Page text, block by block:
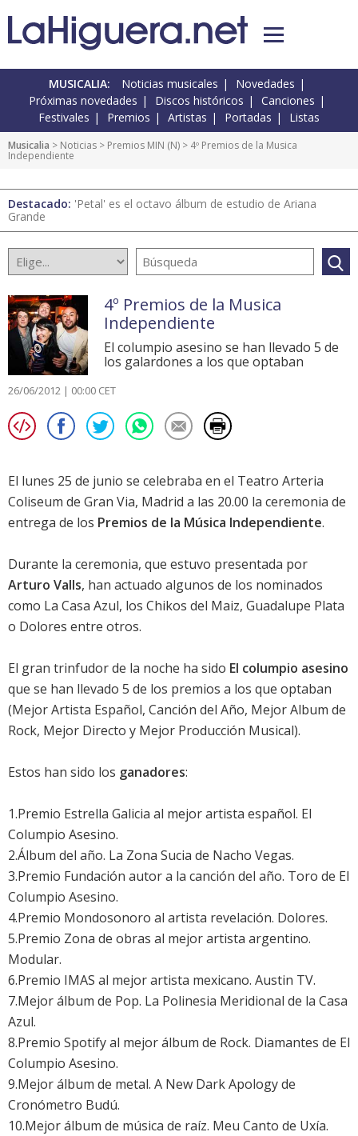
MUSICALIA: Noticias musicales
Novedades
Próximas novedades
Discos históricos
Canciones
Festivales
Premios Artistas Portadas Listas
Musicalia > Noticias > Premios MIN (N) > 4º Premios de la Musica
Independiente
Destacado: 'Petal' es el octavo álbum de estudio de Ariana
Grande
4º Premios de la Musica
Independiente
El columpio asesino se han llevado 5 de
los galardones a los que optaban
26/06/2012 | 00:00 CET
El lunes 25 de junio se celebraba en el Teatro Arteria
Coliseum de Gran Via, Madrid a las 20.00 la ceremonia de
entrega de los Premios de la Música Independiente.
Durante la ceremonia, que estuvo presentada por
Arturo Valls, han actuado algunos de los nominados
como La Casa Azul, los Chikos del Maiz, Guadalupe Plata
o Dolores entre otros.
El gran trinfudor de la noche ha sido El columpio asesino
que se han llevado 5 de los premios a los que optaban
(Mejor Artista Español, Canción del Año, Mejor Album de
Rock, Mejor Directo y Mejor Producción Musical).
Estos han sido los ganadores:
1.Premio Estrella Galicia al mejor artista español. El
Columpio Asesino.
2.Álbum del año. La Zona Sucia de Nacho Vegas.
3.Premio Fundación autor a la canción del año. Toro de El
Columpio Asesino.
4.Premio Mondosonoro al artista revelación. Dolores.
5.Premio Zona de obras al mejor artista argentino.
Modular.
6.Premio IMAS al mejor artista mexicano. Austin TV.
7.Mejor álbum de Pop. La Polinesia Meridional de la Casa
Azul.
8.Premio Spotify al mejor álbum de Rock. Diamantes de El
Columpio Asesino.
9.Mejor álbum de metal. A New Dark Apology de
Cronómetro Budú.
10.Mejor álbum de música de raíz. Meu Canto de Uxía.